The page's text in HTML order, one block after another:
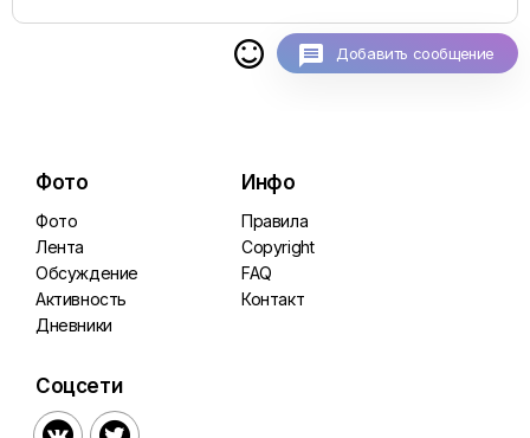
 Добавить сообщение
Фото
Фото
Лента
Обсуждение
Активность
Дневники
Инфо
Правила
Copyright
FAQ
Контакт
Соцсети